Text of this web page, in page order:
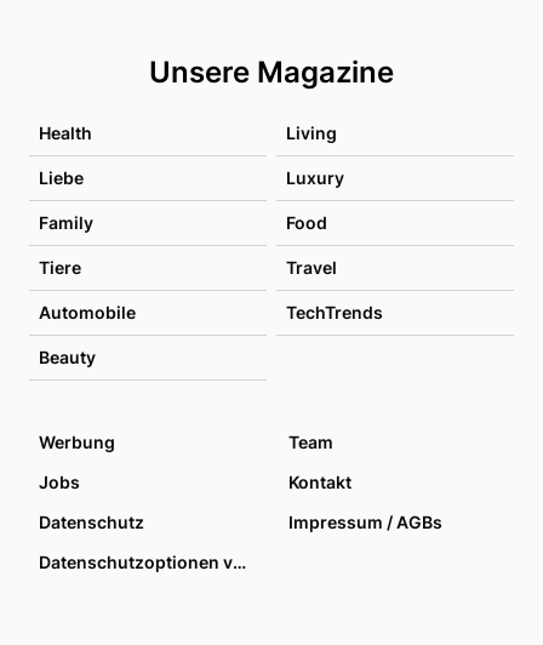
Unsere Magazine
Health Living
Liebe Luxury
Family Food
Tiere Travel
Automobile TechTrends
Beauty
Werbung
Team
Jobs
Kontakt
Datenschutz
Impressum / AGBs
Datenschutzoptionen verwalten